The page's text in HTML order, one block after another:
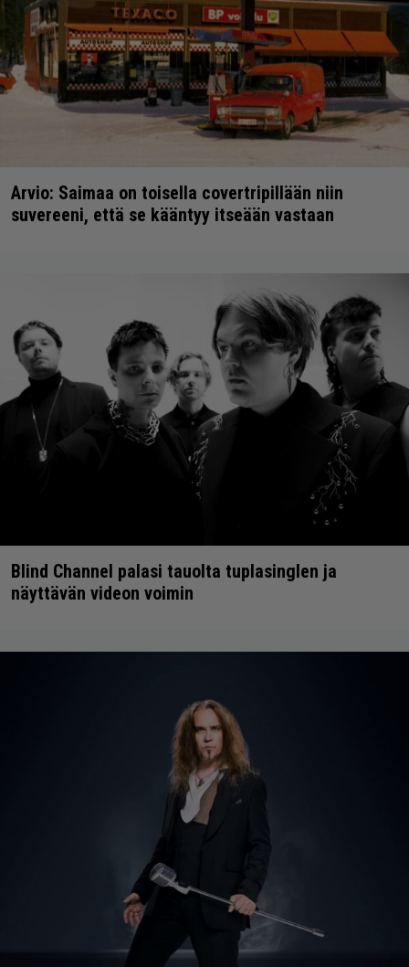
Arvio: Saimaa on toisella covertripillään niin
suvereeni, että se kääntyy itseään vastaan
Blind Channel palasi tauolta tuplasinglen ja
näyttävän videon voimin